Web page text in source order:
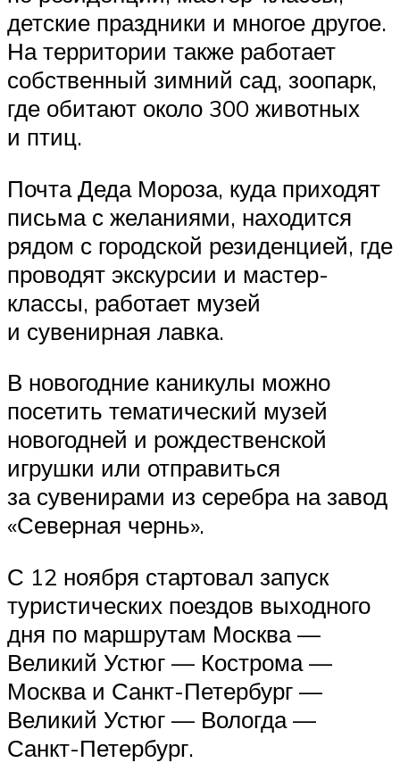
детские праздники и многое другое.
На территории также работает
собственный зимний сад, зоопарк,
где обитают около 300 животных
и птиц.
Почта Деда Мороза, куда приходят
письма с желаниями, находится
рядом с городской резиденцией, где
проводят экскурсии и мастер-
классы, работает музей
и сувенирная лавка.
В новогодние каникулы можно
посетить тематический музей
новогодней и рождественской
игрушки или отправиться
за сувенирами из серебра на завод
«Северная чернь».
С 12 ноября стартовал запуск
туристических поездов выходного
дня по маршрутам Москва —
Великий Устюг — Кострома —
Москва и Санкт-Петербург —
Великий Устюг — Вологда —
Санкт-Петербург.